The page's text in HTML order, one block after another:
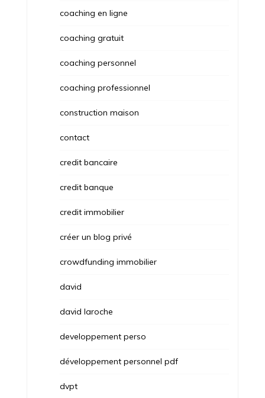
coaching en ligne
coaching gratuit
coaching personnel
coaching professionnel
construction maison
contact
credit bancaire
credit banque
credit immobilier
créer un blog privé
crowdfunding immobilier
david
david laroche
developpement perso
développement personnel pdf
dvpt